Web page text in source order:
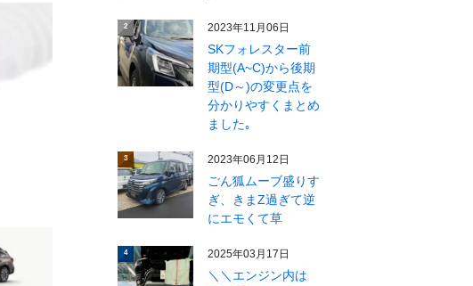
2 2023年11月06日
SKフォレスター前
期型(A~C)から後期
型(D～)の変更点を
分かりやすくまとめ
ました｡
3 2023年06月12日
ごん狐ムーブ盛りす
ぎ、きまZ過ぎて逆
にエモくて草
4 2025年03月17日
＼＼エンジン内は